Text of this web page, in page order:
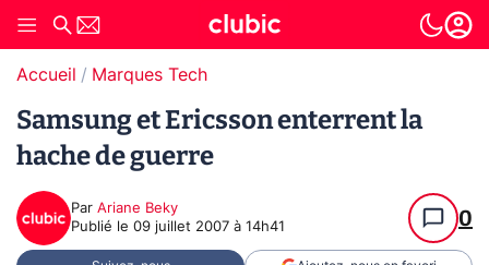
Accueil Marques Tech
Samsung et Ericsson enterrent la
hache de guerre
Par Ariane Beky
Publié le 09 juillet 2007 à 14h41 0